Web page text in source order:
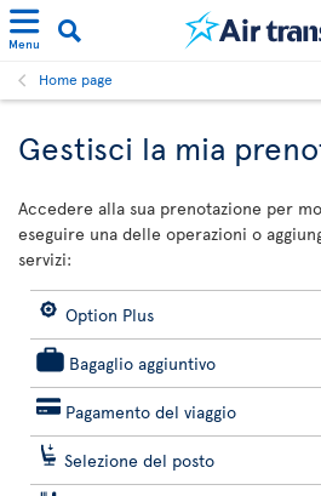
Menu
Home page
Gestisci la mia
Accedere alla sua prenotazione per
eseguire una delle operazioni o
servizi:
Option Plus
Bagaglio aggiuntivo
Pagamento del viaggio
Selezione del posto